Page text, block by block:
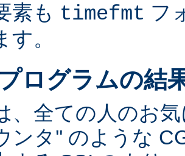
素も timefmt フ
す。
ログラムの結
、全ての人のお
ンタ'' のような